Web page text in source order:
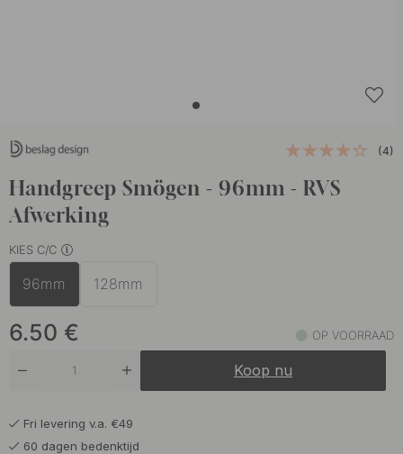
(4)
Handgreep Smögen - 96mm - RVS
Afwerking
KIES C/C
96mm 128mm
6.50 € OP VOORRAAD
Koop nu
Fri levering v.a. €49
60 dagen bedenktijd